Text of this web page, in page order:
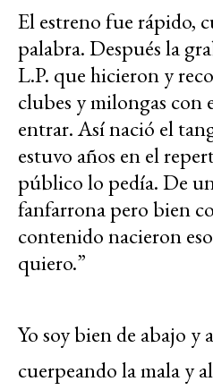
El estreno fue rápido,
palabra. Después la
L.P. que hicieron y
clubes y milongas con
entrar. Así nació el
estuvo años en el
público lo pedía. De
fanfarrona pero bien
contenido nacieron
quiero.”
Yo soy bien de abajo y
cuerpeando la mala y